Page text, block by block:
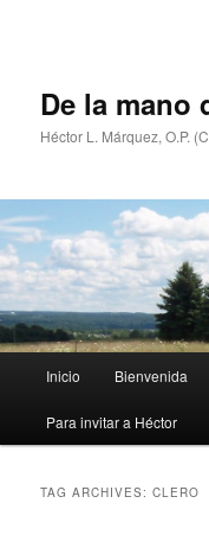
De la mano
Héctor L. Márquez, O.P.
Inicio Bienvenida
Para invitar a Héctor
TAG ARCHIVES:CLERO